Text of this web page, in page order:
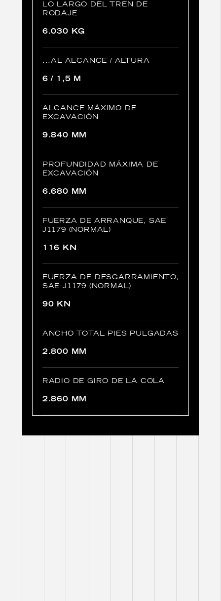
LO LARGO DEL TREN DE
RODAJE
6.030 KG
...AL ALCANCE / ALTURA
6 / 1,5 M
ALCANCE MÁXIMO DE
EXCAVACIÓN
9.840 MM
PROFUNDIDAD MÁXIMA DE
EXCAVACIÓN
6.680 MM
FUERZA DE ARRANQUE, SAE
J1179 (NORMAL)
116 KN
FUERZA DE DESGARRAMIENTO,
SAE J1179 (NORMAL)
90 KN
ANCHO TOTAL PIES PULGADAS
2.800 MM
RADIO DE GIRO DE LA COLA
2.860 MM